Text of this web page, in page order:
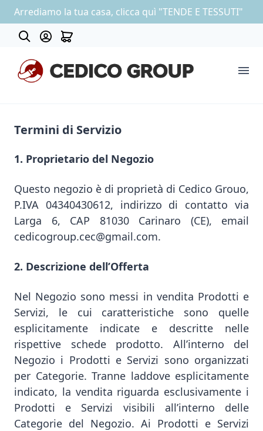
Arrediamo la tua casa, clicca quì "TENDE E TESSUTI"
COLLEZIONE CARTA DA PARATI
OUTLET
Termini di Servizio
1. Proprietario del Negozio
Questo negozio è di proprietà di Cedico Grouo,
P.IVA 04340430612, indirizzo di contatto via
Larga 6, CAP 81030 Carinaro (CE), email
cedicogroup.cec@gmail.com.
2. Descrizione dell’Offerta
Nel Negozio sono messi in vendita Prodotti e
Servizi, le cui caratteristiche sono quelle
esplicitamente indicate e descritte nelle
rispettive schede prodotto. All’interno del
Negozio i Prodotti e Servizi sono organizzati
per Categorie. Tranne laddove esplicitamente
indicato, la vendita riguarda esclusivamente i
Prodotti e Servizi visibili all’interno delle
Categorie del Negozio. Ai Prodotti e Servizi